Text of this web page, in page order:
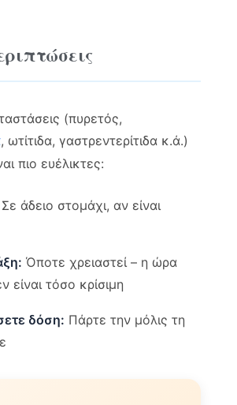
(πυρετός,
, ωτίτιδα, γαστρεντερίτιδα κ.ά.)
πιο ευέλικτες:
Σε άδειο στομάχι, αν είναι
Όποτε χρειαστεί – η ώρα
είναι τόσο κρίσιμη
δόση: Πάρτε την μόλις τη